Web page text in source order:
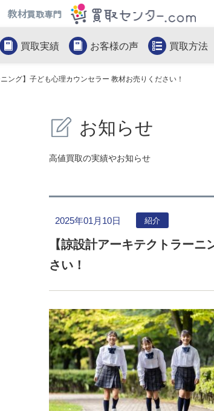
買取実績 お客様の声 買取方法
ング】子ども心理カウンセラー 教材お売りください！
お知らせ
高値買取の実績やお知らせ
【諒設計アーキテクトラー
さい！
2025年01月10日 紹介